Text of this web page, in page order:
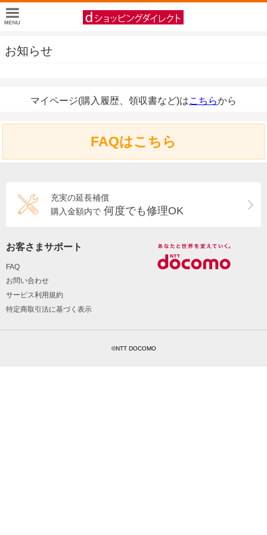
お知らせ
マイページ(購入履歴、領収書など)はこちらから
FAQはこちら
充実の延長補償
購入金額内で 何度でも修理OK
お客さまサポート
FAQ
お問い合わせ
サービス利用規約
特定商取引法に基づく表示
©NTT DOCOMO